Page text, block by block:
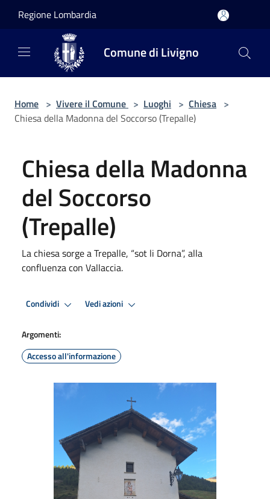
Regione Lombardia
Comune di Livigno
Home > Vivere il Comune > Luoghi > Chiesa >
Chiesa della Madonna del Soccorso (Trepalle)
Chiesa della Madonna
del Soccorso
(Trepalle)
La chiesa sorge a Trepalle, “sot li Dorna”, alla
confluenza con Vallaccia.
Condividi Vedi azioni
Argomenti:
Accesso all'informazione